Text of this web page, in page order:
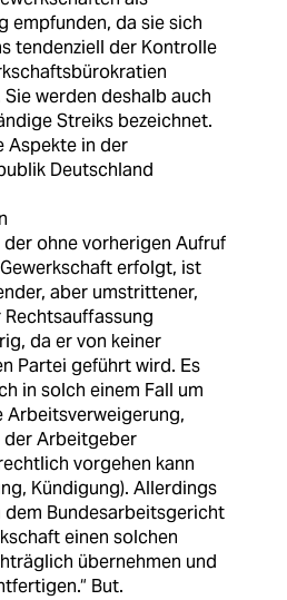
empfunden, da sie sich
tendenziell der Kontrolle
Sie werden deshalb auch
Streiks bezeichnet.
Aspekte in der
Deutschland
der ohne vorherigen Aufruf
erfolgt, ist
aber umstrittener,
da er von keiner
Partei geführt wird. Es
in solch einem Fall um
Arbeitsverweigerung,
der Arbeitgeber
vorgehen kann
Kündigung). Allerdings
dem Bundesarbeitsgericht
einen solchen
übernehmen und
But.